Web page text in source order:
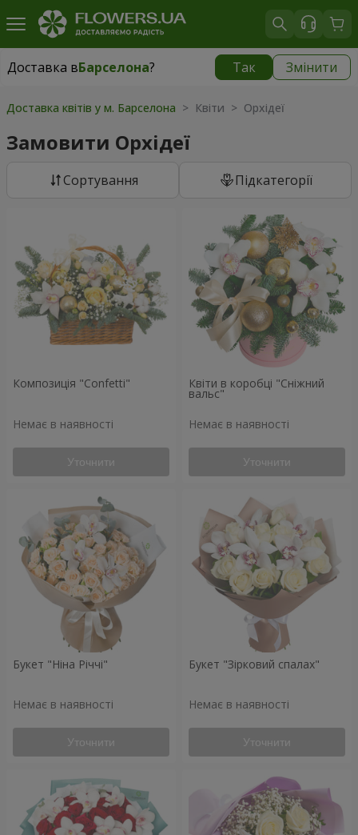
Доставка вБарселона? Так Змінити
Доставка вБарселона|
Доставка квітів у м. Барселона > Квіти > Орхідеї
Замовити Орхідеї
Сортування Підкатегорії
Композиція "Confetti"
Немає в наявності
Уточнити
Квіти в коробці "Сніжний
вальс"
Немає в наявності
Уточнити
Букет "Ніна Річчі"
Немає в наявності
Уточнити
Букет "Зірковий спалах"
Немає в наявності
Уточнити